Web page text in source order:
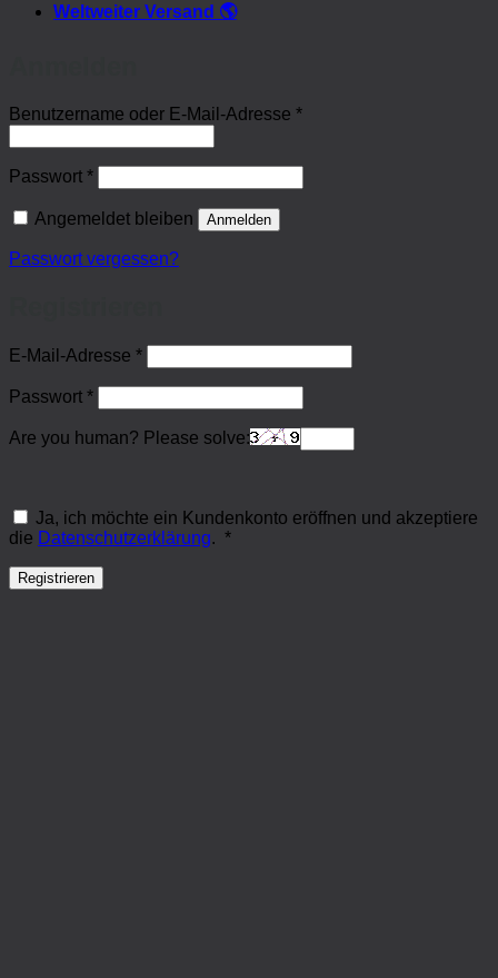
Weltweiter Versand 🌎
Benutzername oder E-Mail-Adresse *Erforderlich
Passwort *Erforderlich
Angemeldet bleiben Anmelden
Passwort vergessen?
E-Mail-Adresse *Erforderlich
Passwort *Erforderlich
Are you human? Please solve:
Ja, ich möchte ein Kundenkonto eröffnen und akzeptiere
die Datenschutzerklärung. *Erforderlich
Registrieren